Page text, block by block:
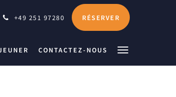
+49 251 97280 RÉSERVER
CONTACTEZ-NOUS